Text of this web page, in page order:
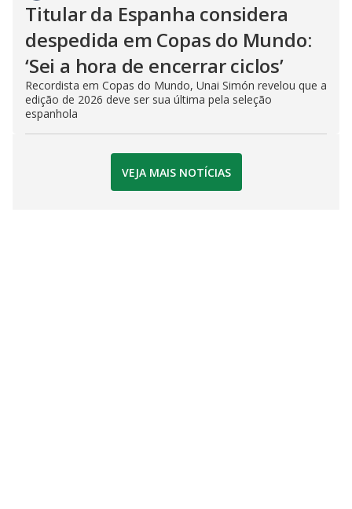
Titular da Espanha considera
despedida em Copas do Mundo:
‘Sei a hora de encerrar ciclos’
Recordista em Copas do Mundo, Unai Simón revelou que a
edição de 2026 deve ser sua última pela seleção
espanhola
VEJA MAIS NOTÍCIAS